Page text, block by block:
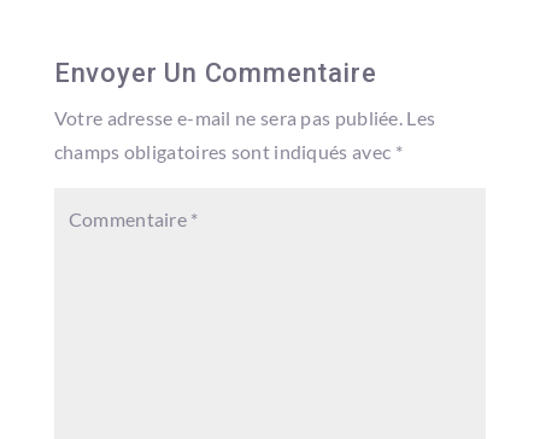
Envoyer Un Commentaire
Votre adresse e-mail ne sera pas publiée. Les
champs obligatoires sont indiqués avec *